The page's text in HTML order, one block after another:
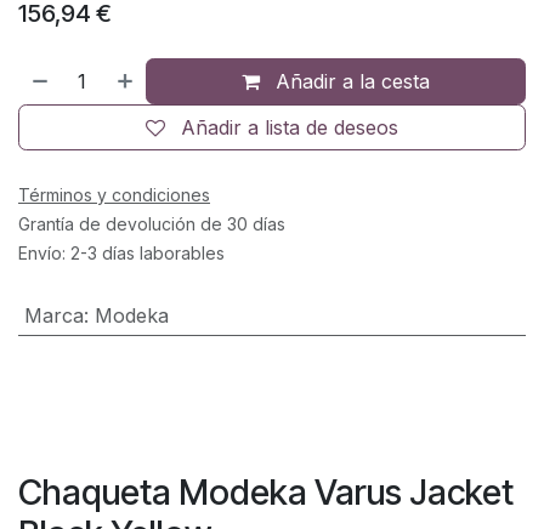
156,94 €
Añadir a la cesta
Añadir a lista de deseos
Términos y condiciones
Grantía de devolución de 30 días
Envío: 2-3 días laborables
Marca: Modeka
Chaqueta Modeka Varus Jacket